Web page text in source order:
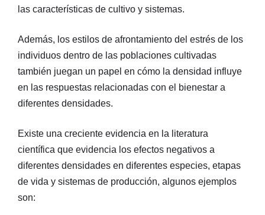
las características de cultivo y sistemas.
Además, los estilos de afrontamiento del estrés de los
individuos dentro de las poblaciones cultivadas
también juegan un papel en cómo la densidad influye
en las respuestas relacionadas con el bienestar a
diferentes densidades.
Existe una creciente evidencia en la literatura
científica que evidencia los efectos negativos a
diferentes densidades en diferentes especies, etapas
de vida y sistemas de producción, algunos ejemplos
son: